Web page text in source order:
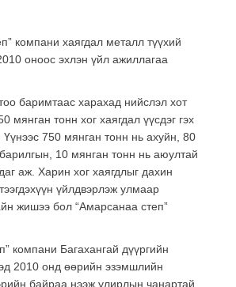
компани хаягдал металл түүхий
оноос эхлэн үйл ажиллагаа
баримтаас харахад нийслэл хот
мянган тонн хог хаягдал үүсдэг гэх
750 мянган тонн нь ахуйн, 80
10 мянган тонн нь аюултай
аж. Харин хог хаягдлыг дахин
үйлдвэрлэж улмаар
жишээ бол “Амарсанаа степ”
компани Багахангай дүүргийн
2010 онд өөрийн эзэмшлийн
байраа нээж улирлын чанартай